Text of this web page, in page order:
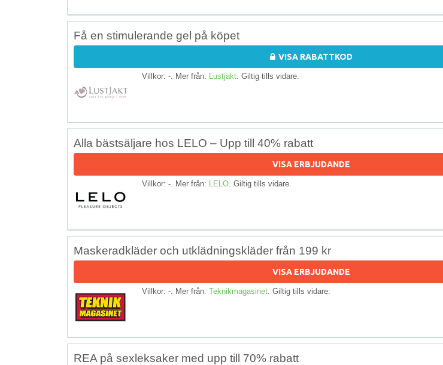
Få en stimulerande gel på köpet
VISA RABATTKOD
Villkor: -. Mer från: Lustjakt . Giltig tills vidare.
Alla bästsäljare hos LELO – Upp till 40% rabatt
VISA ERBJUDANDE
Villkor: -. Mer från: LELO . Giltig tills vidare.
Maskeradkläder och utklädningskläder från 199 kr
VISA ERBJUDANDE
Villkor: -. Mer från: Teknikmagasinet . Giltig tills vidare.
REA på sexleksaker med upp till 70% rabatt